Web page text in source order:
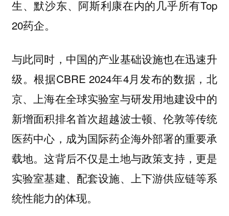
生、默沙东、阿斯利康在内的几乎所有Top
20药企。
与此同时，中国的产业基础设施也在迅速升
级。根据CBRE 2024年4月发布的数据，北
京、上海在全球实验室与研发用地建设中的
新增面积排名首次超越波士顿、伦敦等传统
医药中心，成为国际药企海外部署的重要承
载地。这背后不仅是土地与政策支持，更是
实验室基建、配套设施、上下游供应链等系
统性能力的体现。